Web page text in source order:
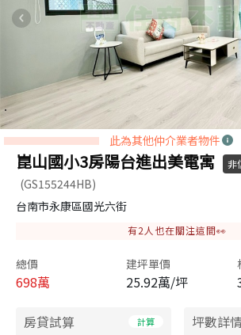
此為其他仲介業者物件
崑山國小3房陽台進出美電寓 非
(GS155244HB)
台南市永康區國光六街
有2 人也在關注這間👀
總價
698萬
建坪單價
25.92萬/坪
房貸試算 計算 坪數詳